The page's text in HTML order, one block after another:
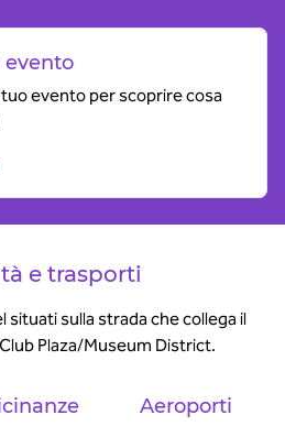
evento
evento per scoprire cosa
e trasporti
situati sulla strada che collega il
Plaza/Museum District.
Aeroporti